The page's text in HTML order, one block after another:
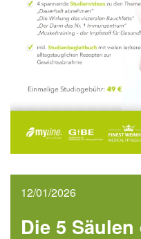
12/01/2026
Die 5